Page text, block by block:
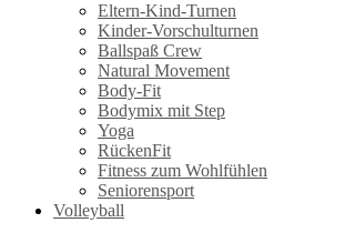
Eltern-Kind-Turnen
Kinder-Vorschulturnen
Ballspaß Crew
Natural Movement
Body-Fit
Bodymix mit Step
Yoga
RückenFit
Fitness zum Wohlfühlen
Seniorensport
Volleyball